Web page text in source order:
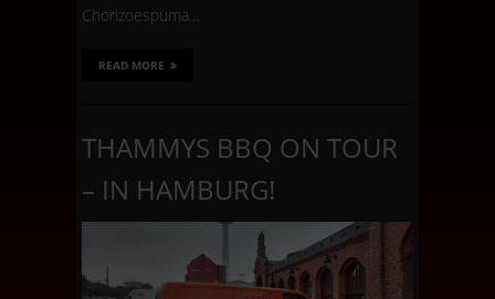
Chorizoespuma…
READ MORE
THAMMYS BBQ ON TOUR
– IN HAMBURG!